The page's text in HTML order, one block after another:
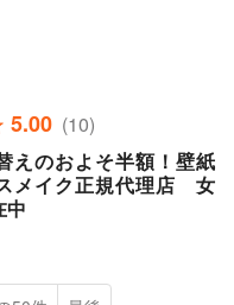
5.00 (10)
えのおよそ半額！壁紙
メイク正規代理店 女
中